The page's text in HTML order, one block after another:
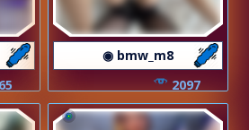
◉ bmw_m8
2097